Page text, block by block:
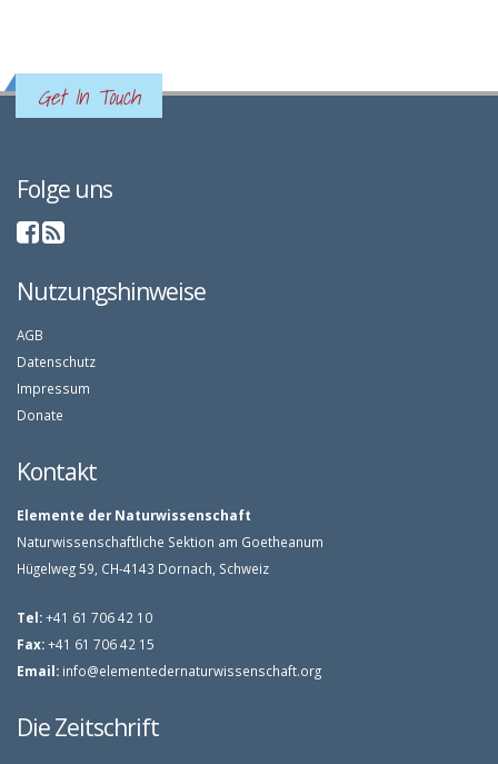
Get In Touch
Folge uns
Nutzungshinweise
AGB
Datenschutz
Impressum
Donate
Kontakt
Elemente der Naturwissenschaft
Naturwissenschaftliche Sektion am Goetheanum
Hügelweg 59, CH-4143 Dornach, Schweiz
Tel:+41 61 706 42 10
Fax:+41 61 706 42 15
Email: info@elementedernaturwissenschaft.org
Die Zeitschrift